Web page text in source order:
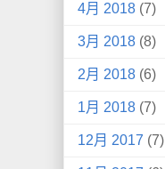
4月 2018 (7)
3月 2018 (8)
2月 2018 (6)
1月 2018 (7)
12月 2017 (7)